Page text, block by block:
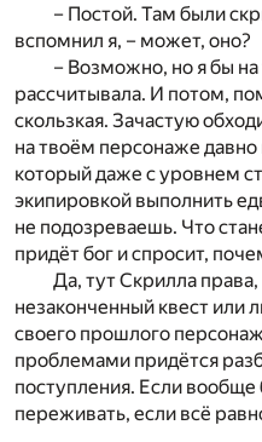
– Постой. Там были
вспомнил я, – может, оно?
– Возможно, но я бы
рассчитывала. И потом,
скользкая. Зачастую
на твоём персонаже давно
который даже с уровнем
экипировкой выполнить
не подозреваешь. Что
придёт бог и спросит,
Да, тут Скрилла
незаконченный квест или
своего прошлого
проблемами придётся
поступления. Если вообще
переживать, если всё